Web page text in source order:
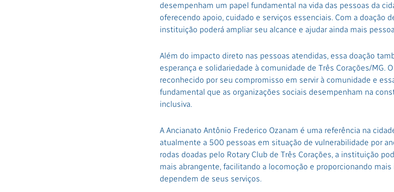
desempenham um papel fundamental na vida das pessoas da
oferecendo apoio, cuidado e serviços essenciais. Com a doação
instituição poderá ampliar seu alcance e ajudar ainda mais
Além do impacto direto nas pessoas atendidas, essa doação
esperança e solidariedade à comunidade de Três Corações/MG.
reconhecido por seu compromisso em servir à comunidade e
fundamental que as organizações sociais desempenham na
inclusiva.
A Ancianato Antônio Frederico Ozanam é uma referência na
atualmente a 500 pessoas em situação de vulnerabilidade por
rodas doadas pelo Rotary Club de Três Corações, a instituição
mais abrangente, facilitando a locomoção e proporcionando
dependem de seus serviços.